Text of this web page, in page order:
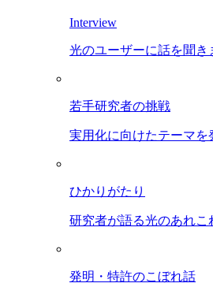
Interview
光のユーザーに話を聞き
若手研究者の挑戦
実用化に向けたテーマを
ひかりがたり
研究者が語る光のあれこ
発明・特許のこぼれ話